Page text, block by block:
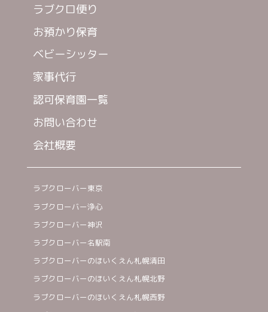
ラブクロ便り
お預かり保育
ベビーシッター
家事代行
認可保育園一覧
お問い合わせ
会社概要
ラブクローバー東京
ラブクローバー浄心
ラブクローバー神沢
ラブクローバー名駅南
ラブクローバーのほいくえん札幌清田
ラブクローバーのほいくえん札幌北野
ラブクローバーのほいくえん札幌西野